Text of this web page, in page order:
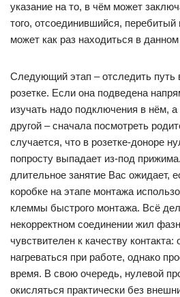
указание на то, в чём может
того, отсоединившийся, перебитый
может как раз находиться в
Следующий этап – отследить путь
розетке. Если она подведена
изучать надо подключения в нём, а
другой – сначала посмотреть
случается, что в розетке-доноре
попросту выпадает из-под
длительное занятие Вас ожидает,
коробке на этапе монтажа
клеммы быстрого монтажа. Всё
некорректном соединении жил
чувствителен к качеству
нагреваться при работе, однако
время. В свою очередь, нулевой
окисляться практически без